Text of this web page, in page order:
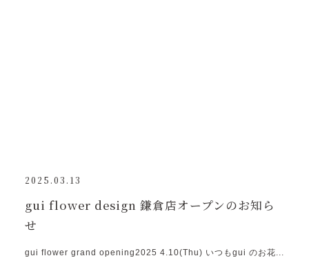
2025.03.13
gui flower design 鎌倉店オープンのお知ら
せ
gui flower grand opening2025 4.10(Thu) いつもgui のお花...